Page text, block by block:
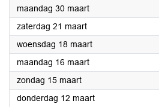
maandag 30 maart2026
zaterdag 21 maart2026
woensdag 18 maart2026
maandag 16 maart2026
zondag 15 maart2026
donderdag 12 maart2026